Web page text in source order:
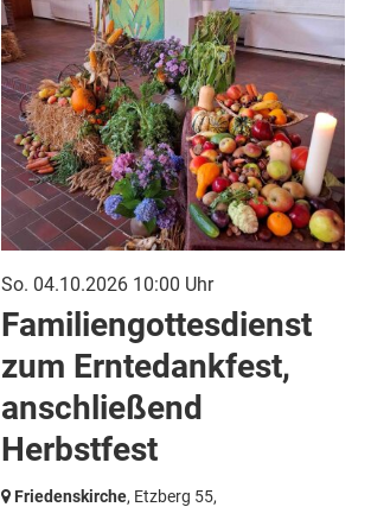
So. 04.10.2026 10:00 Uhr
Familiengottesdienst
zum Erntedankfest,
anschließend
Herbstfest
Friedenskirche, Etzberg 55,